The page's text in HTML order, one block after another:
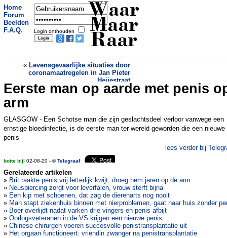
Home
Forum
Beelden
F.A.Q.
Login onthouden
Waar
Maar
Raar
« Levensgevaarlijke situaties door
coronamaatregelen in Jan Pieter
Heijestraat
Chris geeft de Waalbrug cadeau en heeft
plots een bedrijf in 3D-printen »
Eerste man op aarde met penis
arm
GLASGOW - Een Schotse man die zijn geslachtsdeel verloor vanwege een
ernstige bloedinfectie, is de eerste man ter wereld geworden die een nieuwe
penis
lees verder bij
botte bijl 02-08-20 - ©Telegraaf
Gerelateerde artikelen
» Brit raakte penis vrij letterlijk kwijt, droeg hem jaren op de arm
» Neuspiercing zorgt voor leverfalen, vrouw sterft bijna
» Een kip met schoenen, dat zag de dierenarts nog nooit
» Man stapt ziekenhuis binnen met nierproblemen, gaat naar huis zonder
» Boer overlijdt nadat varken drie vingers en penis afbijt
» Oorlogsveteranen in de VS krijgen een nieuwe penis
» Chinese chirurgen voeren succesvolle penistransplantatie uit
» Het orgaan functioneert: vriendin zwanger na penistransplantatie